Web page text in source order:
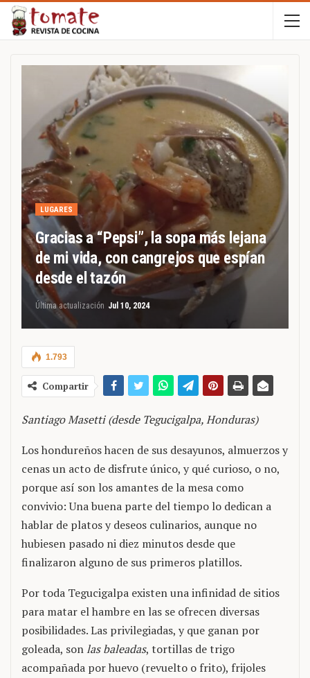
LUGARES
Gracias a “Pepsi”, la sopa más lejana
de mi vida, con cangrejos que espían
desde el tazón
Última actualización Jul 10, 2024
1.793
Compartir
Santiago Masetti (desde Tegucigalpa, Honduras)
Los hondureños hacen de sus desayunos, almuerzos y
cenas un acto de disfrute único, y qué curioso, o no,
porque así son los amantes de la mesa como
convivio: Una buena parte del tiempo lo dedican a
hablar de platos y deseos culinarios, aunque no
hubiesen pasado ni diez minutos desde que
finalizaron alguno de sus primeros platillos.
Por toda Tegucigalpa existen una infinidad de sitios
para matar el hambre en las se ofrecen diversas
posibilidades. Las privilegiadas, y que ganan por
goleada, sonlas baleadas, tortillas de trigo
acompañada por huevo (revuelto o frito), frijoles